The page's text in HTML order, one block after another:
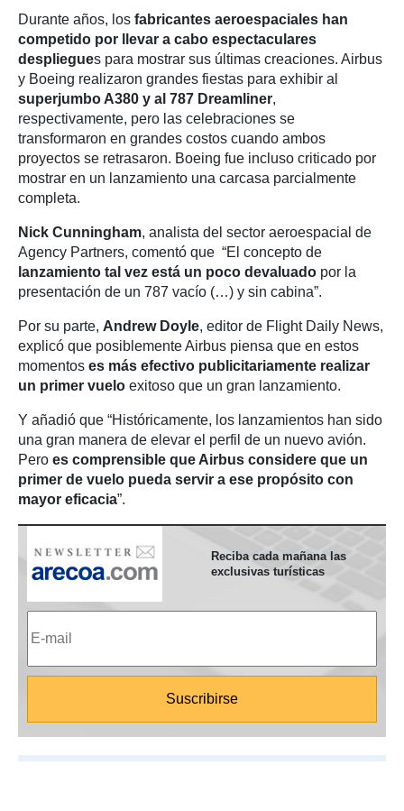
Durante años, los fabricantes aeroespaciales han
competido por llevar a cabo espectaculares
despliegues para mostrar sus últimas creaciones. Airbus
y Boeing realizaron grandes fiestas para exhibir al
superjumbo A380 y al 787 Dreamliner,
respectivamente, pero las celebraciones se
transformaron en grandes costos cuando ambos
proyectos se retrasaron. Boeing fue incluso criticado por
mostrar en un lanzamiento una carcasa parcialmente
completa.
Nick Cunningham, analista del sector aeroespacial de
Agency Partners, comentó que “El concepto de
lanzamiento tal vez está un poco devaluado por la
presentación de un 787 vacío (…) y sin cabina”.
Por su parte, Andrew Doyle, editor de Flight Daily News,
explicó que posiblemente Airbus piensa que en estos
momentos es más efectivo publicitariamente realizar
un primer vuelo exitoso que un gran lanzamiento.
Y añadió que “Históricamente, los lanzamientos han sido
una gran manera de elevar el perfil de un nuevo avión.
Pero es comprensible que Airbus considere que un
primer de vuelo pueda servir a ese propósito con
mayor eficacia”.
Reciba cada mañana las
exclusivas turísticas